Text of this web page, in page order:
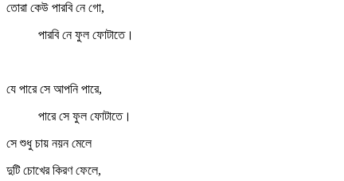
তোরা কেউ পারবি নে গো,
পারবি নে ফুল ফোটাতে।
যে পারে সে আপনি পারে,
পারে সে ফুল ফোটাতে।
সে শুধু চায় নয়ন মেলে
দুটি চোখের কিরণ ফেলে,